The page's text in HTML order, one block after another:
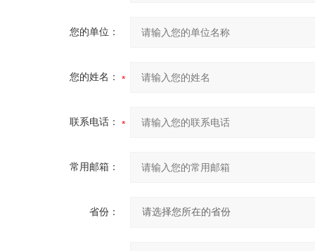
您的单位：
您的姓名：
联系电话：
常用邮箱：
省份：